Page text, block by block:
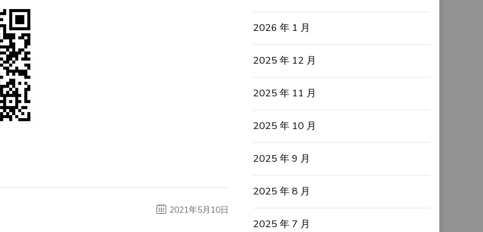
2021年5月10日
2026 年 1 月
2025 年 12 月
2025 年 11 月
2025 年 10 月
2025 年 9 月
2025 年 8 月
2025 年 7 月